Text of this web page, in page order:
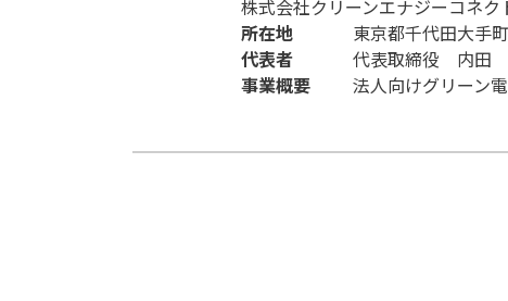
株式会社クリーンエナジーコネク
所在地
東京都千代田大手
代表者
代表取締役 内田
事業概要
法人向けグリーン